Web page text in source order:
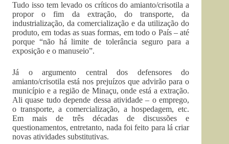
Tudo isso tem levado os críticos do amianto/crisotila a
propor o fim da extração, do transporte, da
industrialização, da comercialização e da utilização do
produto, em todas as suas formas, em todo o País – até
porque “não há limite de tolerância seguro para a
exposição e o manuseio”.
Já o argumento central dos defensores do
amianto/crisotila está nos prejuízos que advirão para o
município e a região de Minaçu, onde está a extração.
Ali quase tudo depende dessa atividade – o emprego,
o transporte, a comercialização, a hospedagem, etc.
Em mais de três décadas de discussões e
questionamentos, entretanto, nada foi feito para lá criar
novas atividades substitutivas.